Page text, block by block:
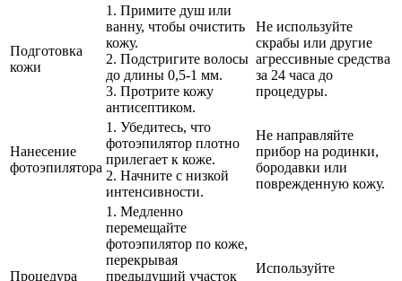
Подготовка
кожи
1. Примите душ или
ванну, чтобы очистить
кожу.
2. Подстригите волосы
до длины 0,5-1 мм.
3. Протрите кожу
антисептиком.
Не используйте
скрабы или другие
агрессивные средства
за 24 часа до
процедуры.
Нанесение
фотоэпилятора
1. Убедитесь, что
фотоэпилятор плотно
прилегает к коже.
2. Начните с низкой
интенсивности.
Не направляйте
прибор на родинки,
бородавки или
поврежденную кожу.
Процедура
1. Медленно
перемещайте
фотоэпилятор по коже,
перекрывая
предыдущий участок
Используйте